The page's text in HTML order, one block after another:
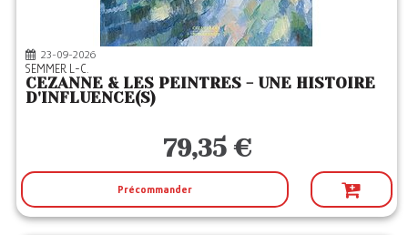
23-09-2026
SEMMER L-C.
CEZANNE & LES PEINTRES - UNE HISTOIRE
D'INFLUENCE(S)
79,35 €
Précommander